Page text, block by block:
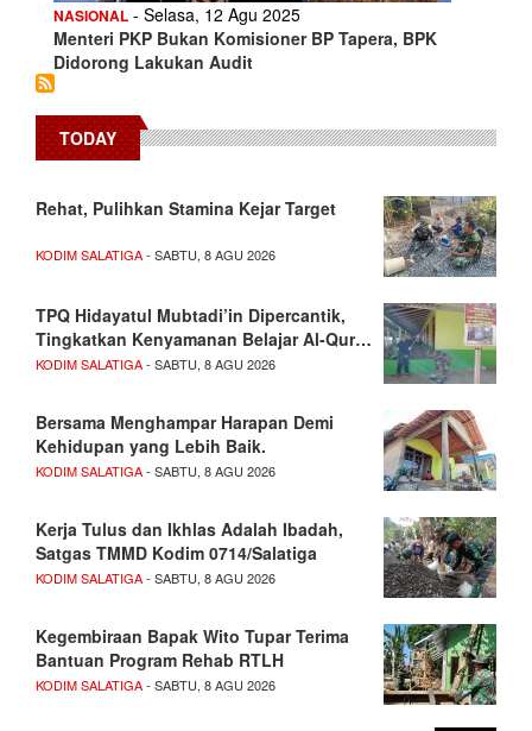
NASIONAL - Selasa, 12 Agu 2025
Menteri PKP Bukan Komisioner BP Tapera, BPK
Didorong Lakukan Audit
TODAY
Rehat, Pulihkan Stamina Kejar Target
KODIM SALATIGA- SABTU, 8 AGU 2026
TPQ Hidayatul Mubtadi’in Dipercantik,
Tingkatkan Kenyamanan Belajar Al-Qur…
KODIM SALATIGA- SABTU, 8 AGU 2026
Bersama Menghampar Harapan Demi
Kehidupan yang Lebih Baik.
KODIM SALATIGA- SABTU, 8 AGU 2026
Kerja Tulus dan Ikhlas Adalah Ibadah,
Satgas TMMD Kodim 0714/Salatiga
KODIM SALATIGA- SABTU, 8 AGU 2026
Kegembiraan Bapak Wito Tupar Terima
Bantuan Program Rehab RTLH
KODIM SALATIGA- SABTU, 8 AGU 2026